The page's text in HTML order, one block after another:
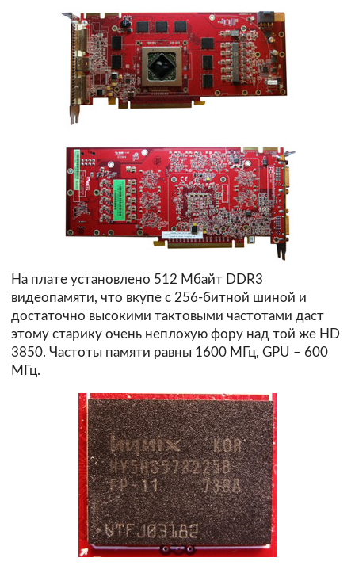
На плате установлено 512 Мбайт DDR3
видеопамяти, что вкупе с 256-битной шиной и
достаточно высокими тактовыми частотами даст
этому старику очень неплохую фору над той же HD
3850. Частоты памяти равны 1600 МГц, GPU – 600
МГц.